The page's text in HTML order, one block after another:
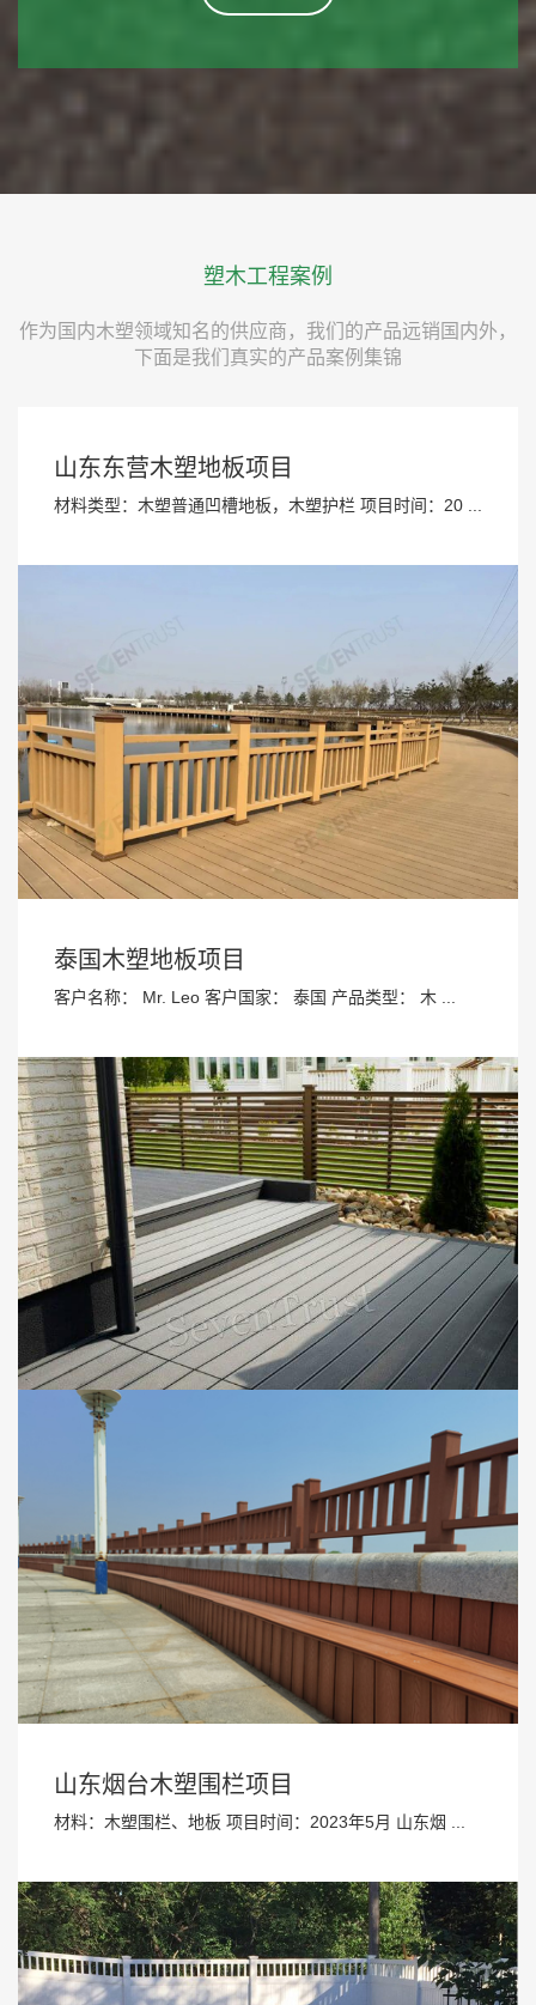
塑木工程案例
作为国内木塑领域知名的供应商，我们的产品远销国内外，
下面是我们真实的产品案例集锦
山东东营木塑地板项目
材料类型：木塑普通凹槽地板，木塑护栏 项目时间：20 ...
泰国木塑地板项目
客户名称： Mr. Leo 客户国家： 泰国 产品类型： 木 ...
山东烟台木塑围栏项目
材料：木塑围栏、地板 项目时间：2023年5月 山东烟 ...